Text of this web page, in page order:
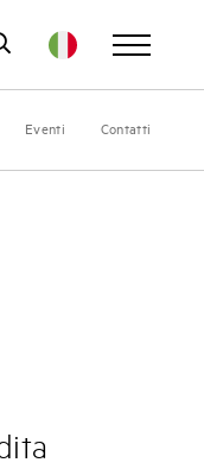
Eventi Contatti